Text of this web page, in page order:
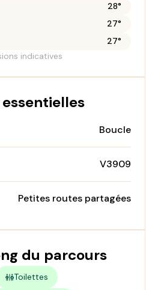
28°
27°
27°
indicatives
Boucle
V3909
Petites routes partagées
du parcours
Toilettes